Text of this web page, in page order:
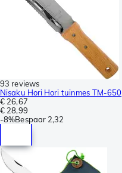
93 reviews
Nisaku Hori Hori tuinmes TM-650
€ 26,67
€ 28,99
-8%Bespaar 2,32